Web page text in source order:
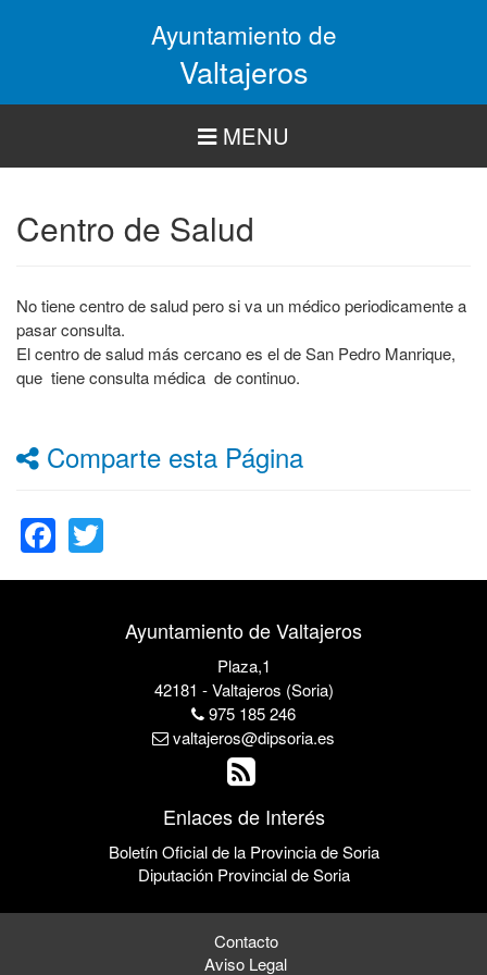
Ayuntamiento de
Valtajeros
MENU
Centro de Salud
No tiene centro de salud pero si va un médico periodicamente a
pasar consulta.
El centro de salud más cercano es el de San Pedro Manrique,
que tiene consulta médica de continuo.
Comparte esta Página
Facebook
Ayuntamiento de Valtajeros
Plaza,1
42181 - Valtajeros (Soria)
975 185 246
valtajeros@dipsoria.es
Enlaces de Interés
Boletín Oficial de la Provincia de Soria
Diputación Provincial de Soria
Contacto
Aviso Legal